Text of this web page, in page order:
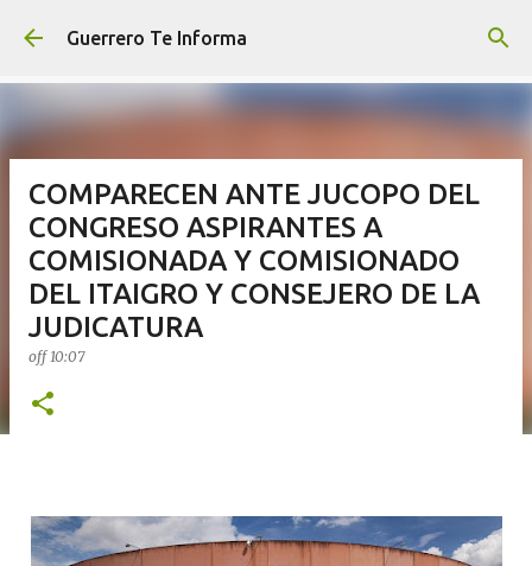
Ir al contenido principal
Guerrero Te Informa
COMPARECEN ANTE JUCOPO DEL
CONGRESO ASPIRANTES A
COMISIONADA Y COMISIONADO
DEL ITAIGRO Y CONSEJERO DE LA
JUDICATURA
off10:07